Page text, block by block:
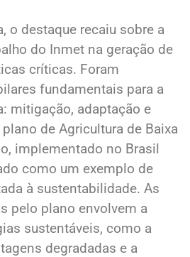
o destaque recaiu sobre a
do Inmet na geração de
críticas. Foram
fundamentais para a
mitigação, adaptação e
de Agricultura de Baixa
implementado no Brasil
como um exemplo de
à sustentabilidade. As
pelo plano envolvem a
sustentáveis, como a
degradadas e a